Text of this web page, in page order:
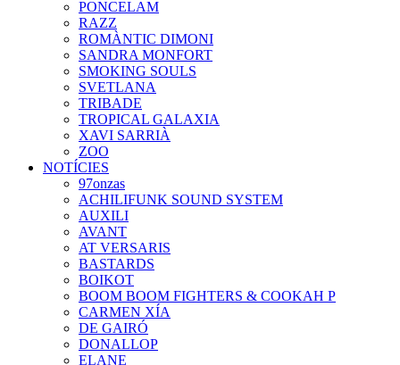
PONCELAM
RAZZ
ROMÀNTIC DIMONI
SANDRA MONFORT
SMOKING SOULS
SVETLANA
TRIBADE
TROPICAL GALAXIA
XAVI SARRIÀ
ZOO
NOTÍCIES
97onzas
ACHILIFUNK SOUND SYSTEM
AUXILI
AVANT
AT VERSARIS
BASTARDS
BOIKOT
BOOM BOOM FIGHTERS & COOKAH P
CARMEN XÍA
DE GAIRÓ
DONALLOP
ELANE